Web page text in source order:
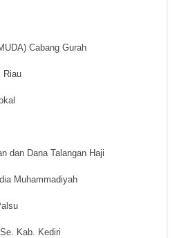
Cabang Gurah
Riau
dan Dana Talangan Haji
Muhammadiyah
Kab. Kediri